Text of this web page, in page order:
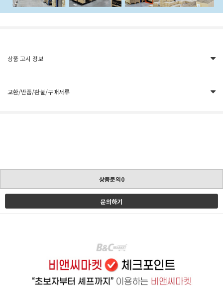
상품 고시 정보
교환/반품/환불/구매서류
상품문의0
문의하기